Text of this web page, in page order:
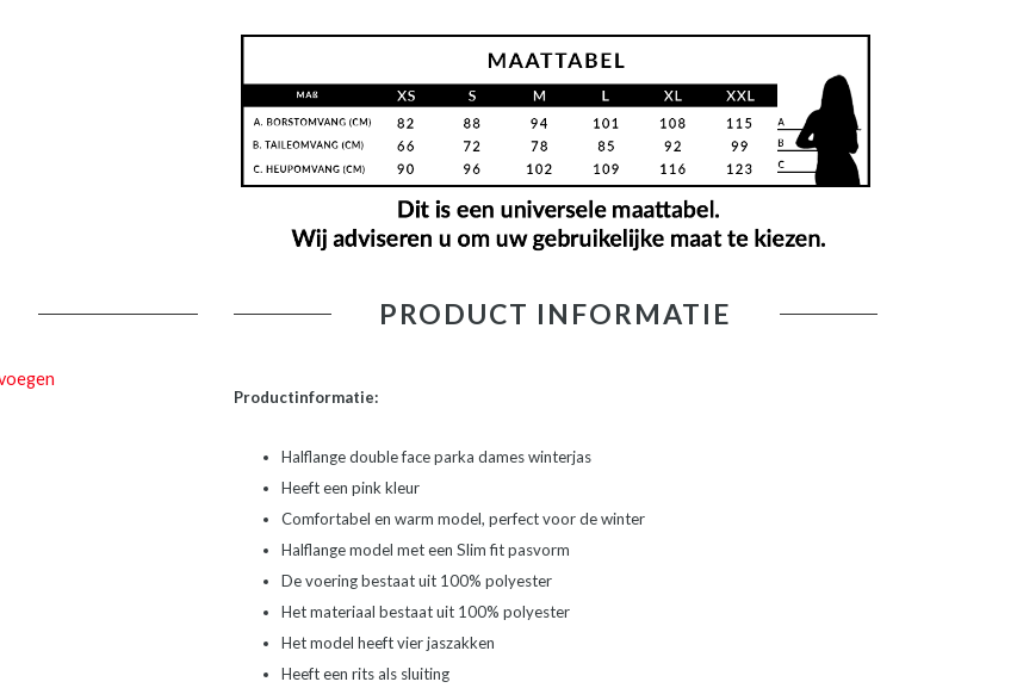
PRODUCT INFORMATIE
Productinformatie:
Halflange double face parka dames winterjas
Heeft een pink kleur
Comfortabel en warm model, perfect voor de winter
Halflange model met een Slim fit pasvorm
De voering bestaat uit 100% polyester
Het materiaal bestaat uit 100% polyester
Het model heeft vier jaszakken
Heeft een rits als sluiting